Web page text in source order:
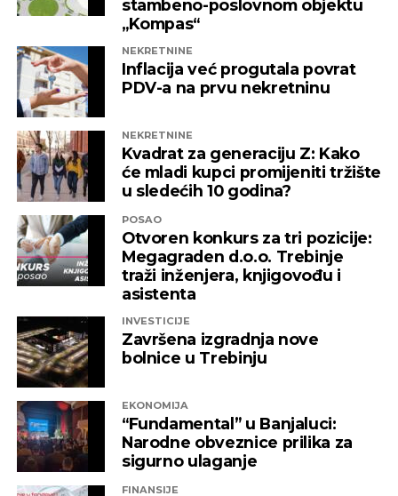
stambeno-poslovnom objektu
„Kompas“
NEKRETNINE
Inflacija već progutala povrat
PDV-a na prvu nekretninu
NEKRETNINE
Kvadrat za generaciju Z: Kako
će mladi kupci promijeniti tržište
u sledećih 10 godina?
POSAO
Otvoren konkurs za tri pozicije:
Megagraden d.o.o. Trebinje
traži inženjera, knjigovođu i
asistenta
INVESTICIJE
Završena izgradnja nove
bolnice u Trebinju
EKONOMIJA
“Fundamental” u Banjaluci:
Narodne obveznice prilika za
sigurno ulaganje
FINANSIJE